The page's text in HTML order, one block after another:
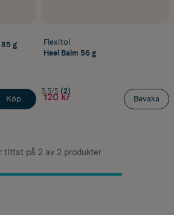
g
Köp
Flexitol
Heel Balm 56 g
3.5/5 (2)
120 kr Bevaka
tittat på 2 av 2 produkter